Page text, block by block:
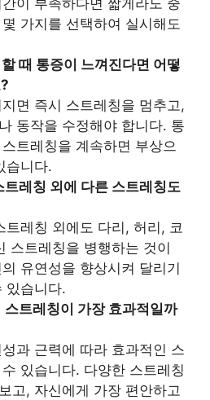
이 부족하다면 짧게라도 중
가지를 선택하여 실시해도
때 통증이 느껴진다면 어떻
면 즉시 스트레칭을 멈추고,
동작을 수정해야 합니다. 통
트레칭을 계속하면 부상으
습니다.
트레칭 외에 다른 스트레칭도
트레칭 외에도 다리, 허리, 코
스트레칭을 병행하는 것이
유연성을 향상시켜 달리기
있습니다.
스트레칭이 가장 효과적일까
과 근력에 따라 효과적인 스
있습니다. 다양한 스트레칭
고, 자신에게 가장 편안하고